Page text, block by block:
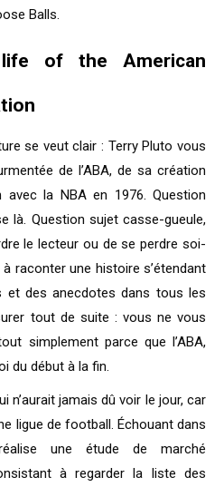
Balls.
of the American
se veut clair : Terry Pluto vous
de l’ABA, de sa création
avec la NBA en 1976. Question
là. Question sujet casse-gueule,
le lecteur ou de se perdre soi-
raconter une histoire s’étendant
et des anecdotes dans tous les
tout de suite : vous ne vous
simplement parce que l’ABA,
du début à la fin.
n’aurait jamais dû voir le jour, car
ligue de football. Échouant dans
une étude de marché
à regarder la liste des